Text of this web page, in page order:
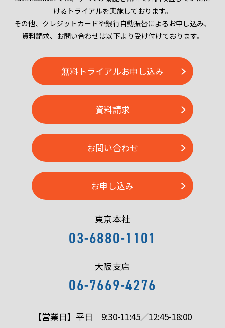
けるトライアルを実施しております。
その他、クレジットカードや銀行自動振替によるお申し込み、
資料請求、お問い合わせは以下より受け付けております。
無料トライアルお申し込み
資料請求
お問い合わせ
お申し込み
東京本社
03-6880-1101
大阪支店
06-7669-4276
【営業日】平日 9:30-11:45／12:45-18:00